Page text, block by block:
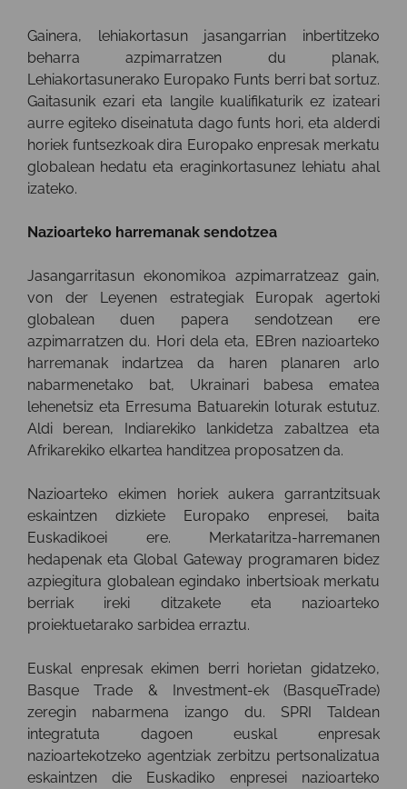
Gainera, lehiakortasun jasangarrian inbertitzeko
beharra azpimarratzen du planak,
Lehiakortasunerako Europako Funts berri bat sortuz.
Gaitasunik ezari eta langile kualifikaturik ez izateari
aurre egiteko diseinatuta dago funts hori, eta alderdi
horiek funtsezkoak dira Europako enpresak merkatu
globalean hedatu eta eraginkortasunez lehiatu ahal
izateko.
Nazioarteko harremanak sendotzea
Jasangarritasun ekonomikoa azpimarratzeaz gain,
von der Leyenen estrategiak Europak agertoki
globalean duen papera sendotzean ere
azpimarratzen du. Hori dela eta, EBren nazioarteko
harremanak indartzea da haren planaren arlo
nabarmenetako bat, Ukrainari babesa ematea
lehenetsiz eta Erresuma Batuarekin loturak estutuz.
Aldi berean, Indiarekiko lankidetza zabaltzea eta
Afrikarekiko elkartea handitzea proposatzen da.
Nazioarteko ekimen horiek aukera garrantzitsuak
eskaintzen dizkiete Europako enpresei, baita
Euskadikoei ere. Merkataritza-harremanen
hedapenak eta Global Gateway programaren bidez
azpiegitura globalean egindako inbertsioak merkatu
berriak ireki ditzakete eta nazioarteko
proiektuetarako sarbidea erraztu.
Euskal enpresak ekimen berri horietan gidatzeko,
Basque Trade & Investment-ek (BasqueTrade)
zeregin nabarmena izango du. SPRI Taldean
integratuta dagoen euskal enpresak
nazioartekotzeko agentziak zerbitzu pertsonalizatua
eskaintzen die Euskadiko enpresei nazioarteko